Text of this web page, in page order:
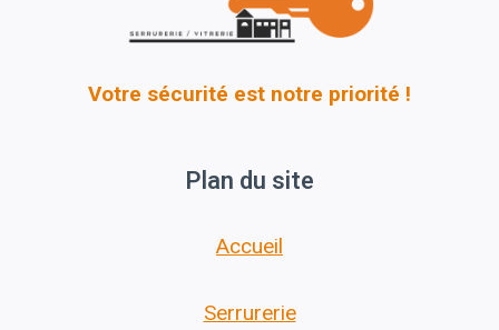
Votre sécurité est notre priorité !
Plan du site
Accueil
Serrurerie